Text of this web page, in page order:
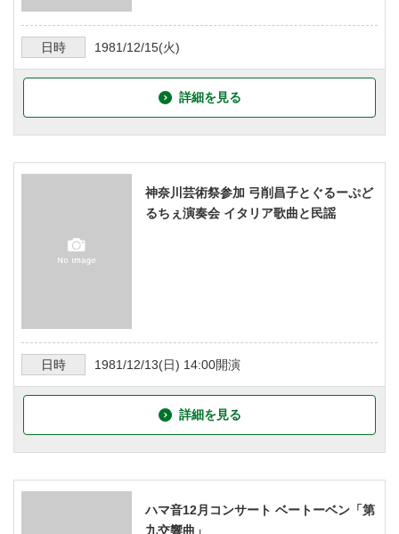
日時 1981/12/15(火)
詳細を見る
神奈川芸術祭参加 弓削昌子とぐるーぷど
るちぇ演奏会 イタリア歌曲と民謡
日時 1981/12/13(日) 14:00開演
詳細を見る
ハマ音12月コンサート ベートーベン「第
九交響曲」